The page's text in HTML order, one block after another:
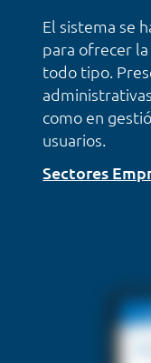
El sistema se
para ofrecer
todo tipo.
como en
usuarios.
Sectores